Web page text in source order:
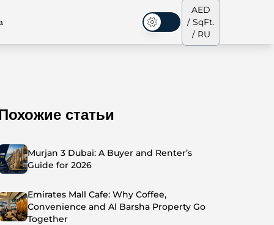
Пентхаусы Пентхаусы
Наша команда
Темная тема
AED
/ SqFt.
/ RU
статьи
Murjan 3 Dubai: A Buyer and Renter’s
Guide for 2026
Emirates Mall Cafe: Why Coffee,
Convenience and Al Barsha Property Go
Together